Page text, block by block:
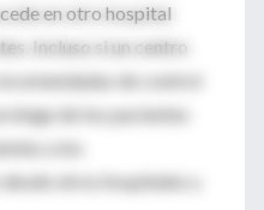
en otro hospital
Incluso si un centro
de control
de los pacientes
a los
otros hospitales u